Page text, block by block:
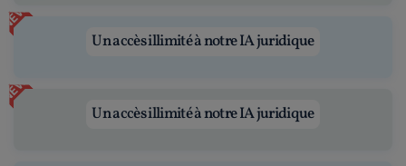
NEW
Un accès illimité à notre IA juridique
NEW
Un accès illimité à notre IA juridique